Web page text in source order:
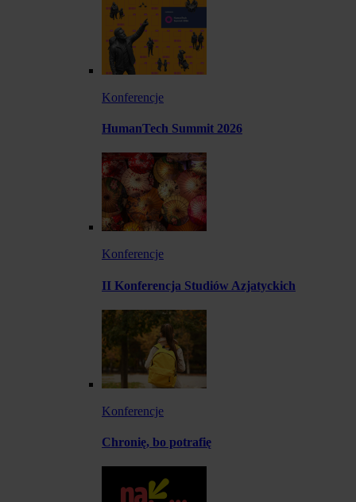
Konferencje
HumanTech Summit 2026
Konferencje
II Konferencja Studiów Azjatyckich
Konferencje
Chronię, bo potrafię